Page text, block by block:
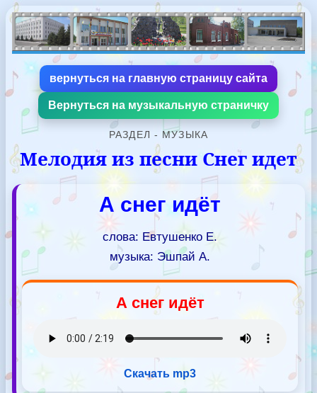
вернуться на главную страницу сайта
Вернуться на музыкальную страничку
РАЗДЕЛ - МУЗЫКА
Мелодия из песни Снег идет
А снег идёт
слова: Евтушенко Е.
музыка: Эшпай А.
А снег идёт
Скачать mp3